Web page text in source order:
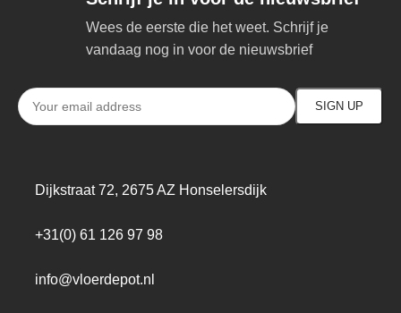
Wees de eerste die het weet. Schrijf je
vandaag nog in voor de nieuwsbrief
Dijkstraat 72, 2675 AZ Honselersdijk
+31(0) 61 126 97 98
info@vloerdepot.nl